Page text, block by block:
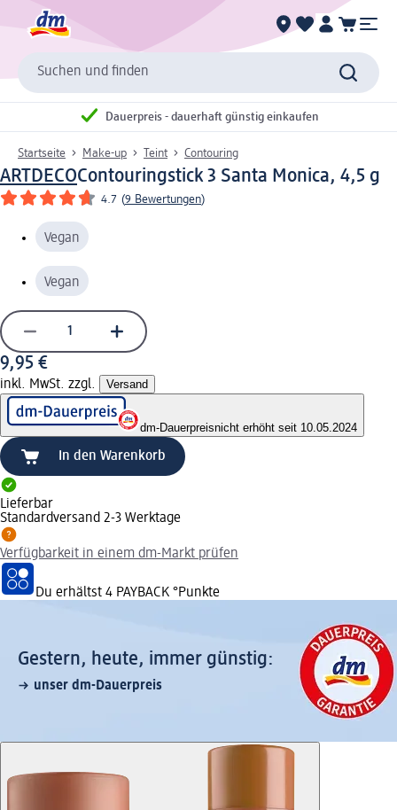
Suchen und finden
Dauerpreis - dauerhaft günstig einkaufen
Startseite Make-up Teint Contouring
ARTDECOContouringstick 3 Santa Monica, 4,5 g
4.7 (9 Bewertungen)
Vegan
Vegan
9,95 €
inkl. MwSt. zzgl. Versand
dm-Dauerpreisnicht erhöht seit 10.05.2024
In den Warenkorb
Lieferbar
Standardversand 2-3 Werktage
Verfügbarkeit in einem dm-Markt prüfen
Du erhältst 4 PAYBACK °Punkte
Gestern, heute, immer günstig:
unser dm-Dauerpreis